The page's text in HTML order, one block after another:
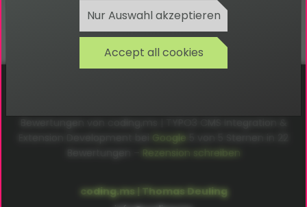
coding.ms | Thomas Deuling
Bewertungen von coding.ms | TYPO3 CMS Integration &
Google
Bewertungen – Rezension schreiben
Nur Auswahl akzeptieren
Accept all cookies